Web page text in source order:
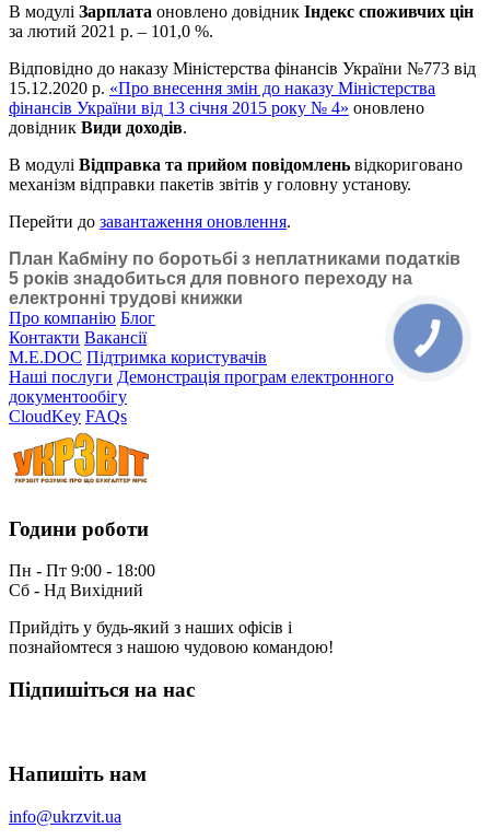
В модулі Зарплата оновлено довідник Індекс споживчих цін
за лютий 2021 р. – 101,0 %.
Відповідно до наказу Міністерства фінансів України №773 від
15.12.2020 р. «Про внесення змін до наказу Міністерства
фінансів України від 13 січня 2015 року № 4» оновлено
довідник Види доходів.
В модулі Відправка та прийом повідомлень відкориговано
механізм відправки пакетів звітів у головну установу.
Перейти до завантаження оновлення.
План Кабміну по боротьбі з неплатниками податків
5 років знадобиться для повного переходу на
електронні трудові книжки
Про компанію Блог
Контакти Вакансії
M.E.DOC Підтримка користувачів
Наші послуги Демонстрація програм електронного
документообігу
CloudKey FAQs
Години роботи
Пн - Пт 9:00 - 18:00
Сб - Нд Вихідний
Прийдіть у будь-який з наших офісів і
познайомтеся з нашою чудовою командою!
Підпишіться на нас
Напишіть нам
info@ukrzvit.ua